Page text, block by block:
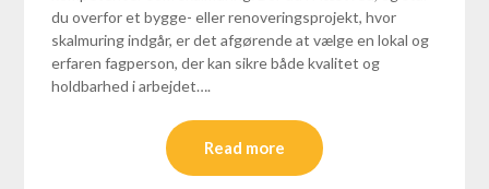
du overfor et bygge- eller renoveringsprojekt, hvor
skalmuring indgår, er det afgørende at vælge en lokal og
erfaren fagperson, der kan sikre både kvalitet og
holdbarhed i arbejdet….
Read more